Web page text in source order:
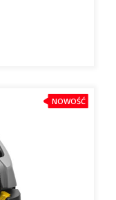
NOWOŚĆ